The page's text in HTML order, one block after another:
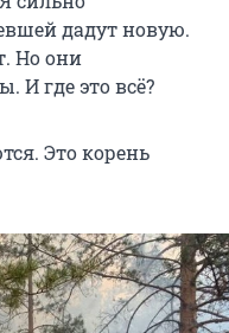
дадут новую.
Но они
И где это всё?
Это корень